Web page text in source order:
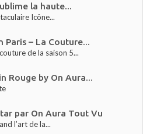
la haute...
Icône...
Paris – La Couture...
de la saison 5...
Rouge by On Aura...
par On Aura Tout Vu
l’art de la...